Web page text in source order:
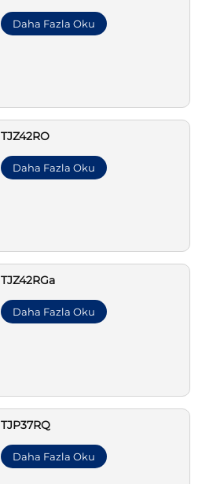
Daha Fazla Oku
TJZ42RO
Daha Fazla Oku
TJZ42RGa
Daha Fazla Oku
TJP37RQ
Daha Fazla Oku